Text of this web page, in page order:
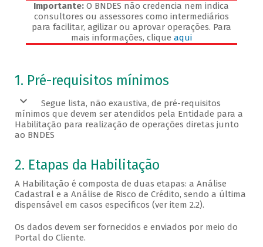
Importante: O BNDES não credencia nem indica
consultores ou assessores como intermediários
para facilitar, agilizar ou aprovar operações. Para
mais informações, clique aqui
Veja os pré-requisitos
1. Pré-requisitos mínimos
Segue lista, não exaustiva, de pré-requisitos
mínimos que devem ser atendidos pela Entidade para a
Habilitação para realização de operações diretas junto
ao BNDES
2. Etapas da Habilitação
A Habilitação é composta de duas etapas: a Análise
Cadastral e a Análise de Risco de Crédito, sendo a última
dispensável em casos específicos (ver item 2.2).
Os dados devem ser fornecidos e enviados por meio do
Portal do Cliente.